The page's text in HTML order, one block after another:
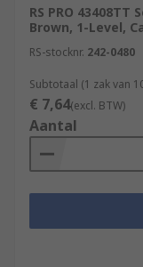
RS PRO
Brown, 1-Level,
RS-stocknr. 242-0480
Subtotaal (1 zak van
€ 7,64(excl. BTW)
Aantal